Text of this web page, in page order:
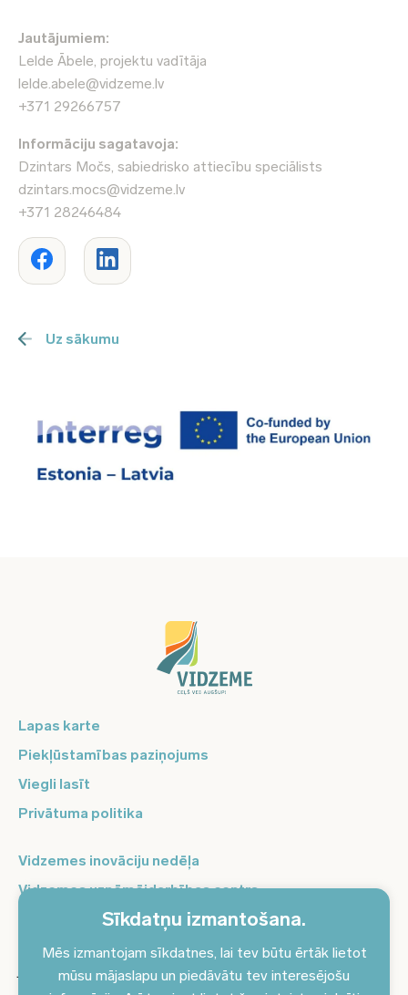
Sīkdatņu izmantošana.
Mēs izmantojam sīkdatnes, lai tev būtu ērtāk lietot
mūsu mājaslapu un piedāvātu tev interesējošu
Jautājumiem:
Lelde Ābele, projektu vadītāja
lelde.abele@vidzeme.lv
+371 29266757
Informāciju sagatavoja:
Dzintars Močs, sabiedrisko attiecību speciālists
dzintars.mocs@vidzeme.lv
+371 28246484
Uz sākumu
Lapas karte
Piekļūstamības paziņojums
Viegli lasīt
Privātuma politika
Vidzemes inovāciju nedēļa
Vidzemes uzņēmējdarbības centrs
Balso Vidzeme
Pierakstieties jaunumiem un saņemiet aktuālākos
jaunumus savā e-pastā!